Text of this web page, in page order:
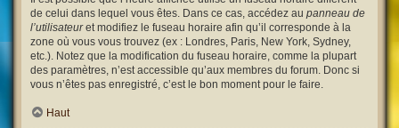
de celui dans lequel vous êtes. Dans ce cas, accédez au panneau de
l’utilisateuret modifiez le fuseau horaire afin qu’il corresponde à la
zone où vous vous trouvez (ex : Londres, Paris, New York, Sydney,
etc.). Notez que la modification du fuseau horaire, comme la plupart
des paramètres, n’est accessible qu’aux membres du forum. Donc si
vous n’êtes pas enregistré, c’est le bon moment pour le faire.
Haut